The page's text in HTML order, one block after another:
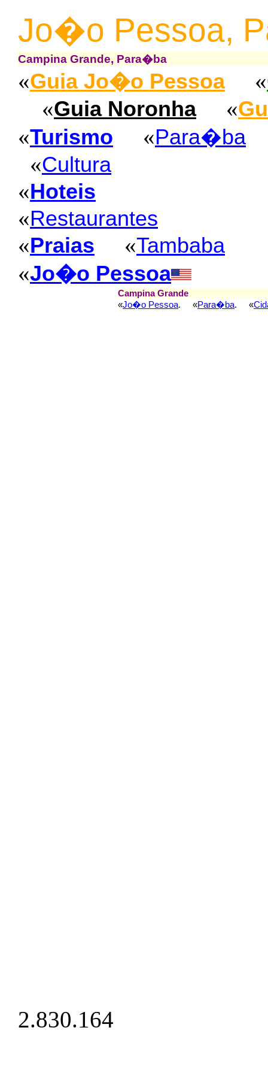
Jo�o Pessoa,
Campina Grande, Para�ba
«Guia Jo�o Pessoa«
«Guia Noronha«
«Turismo «Para�ba
«Cultura
«Hoteis
«Restaurantes
«Praias «Tambaba
«Jo�o Pessoa
Campina Grande
«Jo�o Pessoa. «Para�ba. «
2.830.164